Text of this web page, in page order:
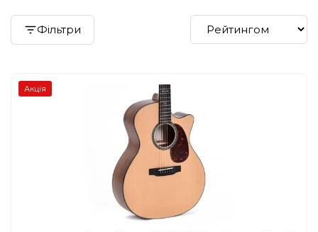
Фільтри
Акція